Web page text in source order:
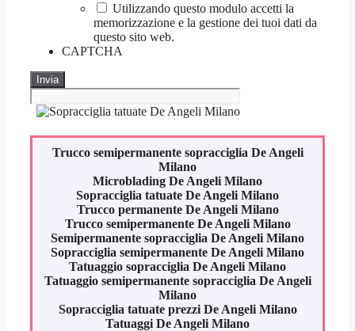
Utilizzando questo modulo accetti la
memorizzazione e la gestione dei tuoi dati da
questo sito web.
CAPTCHA
Trucco semipermanente sopracciglia De Angeli
Milano
Microblading De Angeli Milano
Sopracciglia tatuate De Angeli Milano
Trucco permanenteDe Angeli Milano
Trucco semipermanenteDe Angeli Milano
Semipermanente sopracciglia De Angeli Milano
Sopracciglia semipermanente De Angeli Milano
Tatuaggio sopracciglia De Angeli Milano
Tatuaggio semipermanente sopracciglia De Angeli
Milano
Sopracciglia tatuate prezziDe Angeli Milano
Tatuaggi De Angeli Milano